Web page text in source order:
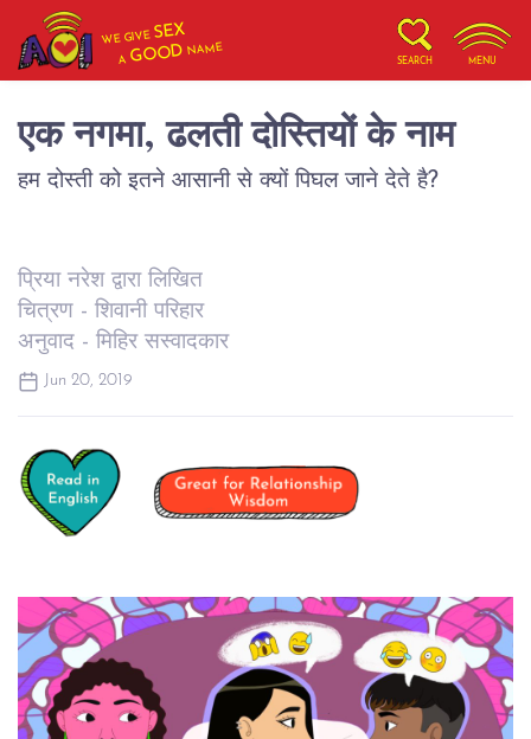
WE GIVESEX
AGOOD NAME
SEARCH MENU
एक नगमा, ढलती दोस्तियों के नाम
हम दोस्ती को इतने आसानी से क्यों पिघल जाने देते है?
प्रिया नरेश द्वारा लिखित
चित्रण - शिवानी परिहार
अनुवाद - मिहिर सस्वादकार
Jun 20, 2019